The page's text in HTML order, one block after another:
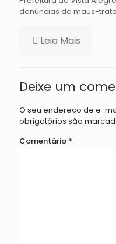
denúncias de maus-
Leia Mais
Deixe um
O seu endereço de e-
obrigatórios são
Comentário *